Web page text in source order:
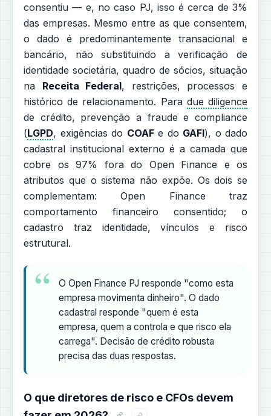
consentiu — e, no caso PJ, isso é cerca de 3%
das empresas. Mesmo entre as que consentem,
o dado é predominantemente transacional e
bancário, não substituindo a verificação de
identidade societária, quadro de sócios, situação
na Receita Federal, restrições, processos e
histórico de relacionamento. Para due diligence
de crédito, prevenção a fraude e compliance
(LGPD, exigências do COAFe do GAFI), o dado
cadastral institucional externo é a camada que
cobre os 97% fora do Open Finance e os
atributos que o sistema não expõe. Os dois se
complementam: Open Finance traz
comportamento financeiro consentido; o
cadastro traz identidade, vínculos e risco
estrutural.
O Open Finance PJ responde "como esta
empresa movimenta dinheiro". O dado
cadastral responde "quem é esta
empresa, quem a controla e que risco ela
carrega". Decisão de crédito robusta
precisa das duas respostas.
O que diretores de risco e CFOs devem